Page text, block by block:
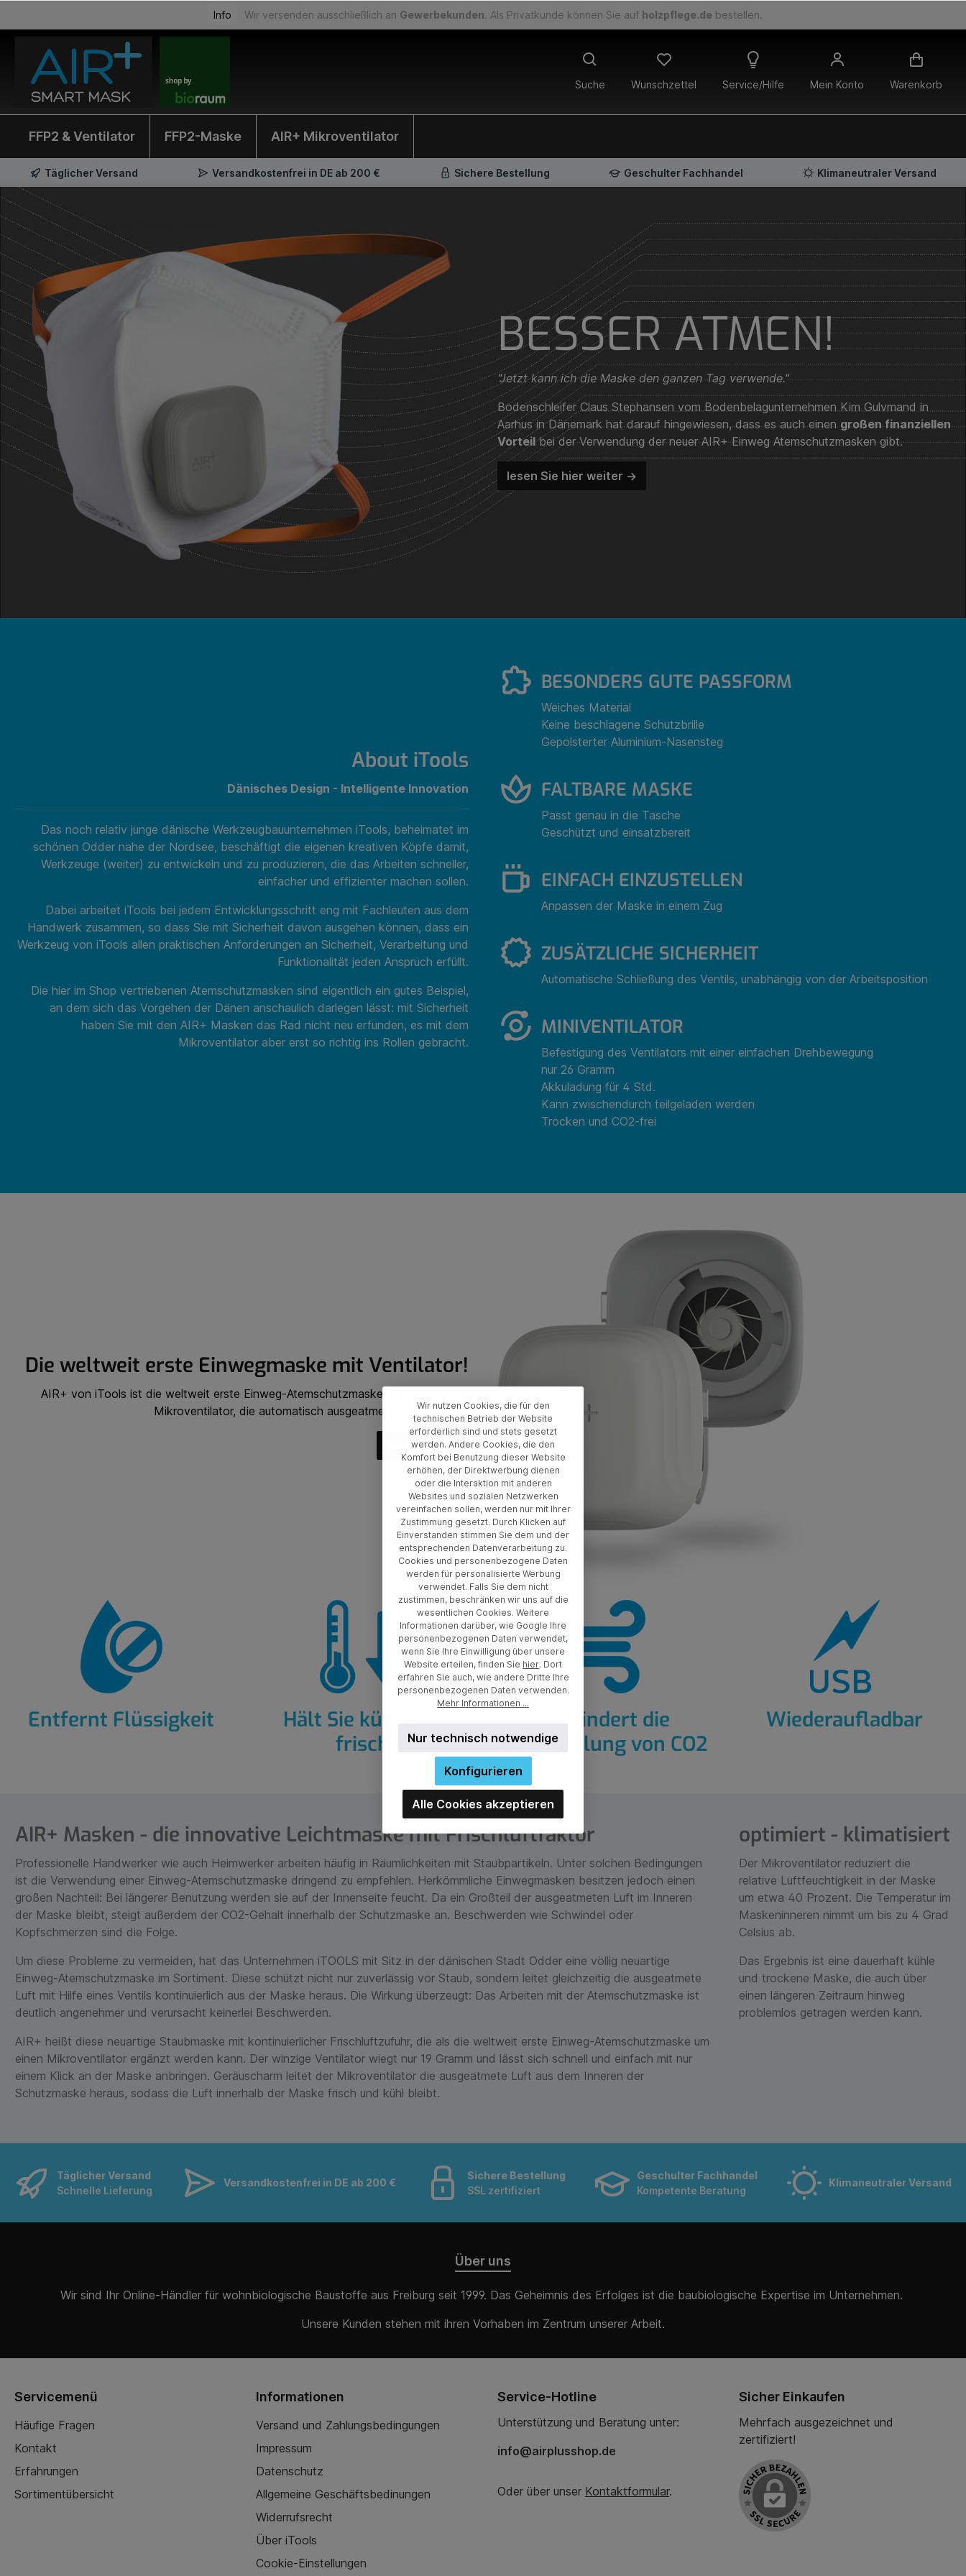
Info Wir versenden ausschließlich an Gewerbekunden. Als Privatkunde können Sie auf holzpflege.de bestellen.
Suche Wunschzettel Service/Hilfe Mein Konto Warenkorb
FFP2 & Ventilator FFP2-Maske AIR+ Mikroventilator
Täglicher Versand Versandkostenfrei in DE ab 200 € Sichere Bestellung Geschulter Fachhandel Klimaneutraler Versand
BESSER ATMEN!
"Jetzt kann ich die Maske den ganzen Tag verwende."
Bodenschleifer Claus Stephansen vom Bodenbelagunternehmen Kim Gulvmand in
Aarhus in Dänemark hat darauf hingewiesen, dass es auch einengroßen finanziellen
Vorteilbei der Verwendung der neuer AIR+ Einweg Atemschutzmasken gibt.
lesen Sie hier weiter ->
About iTools
Dänisches Design - Intelligente Innovation
Das noch relativ junge dänische Werkzeugbauunternehmen iTools, beheimatet im
schönen Odder nahe der Nordsee, beschäftigt die eigenen kreativen Köpfe damit,
Werkzeuge (weiter) zu entwickeln und zu produzieren, die das Arbeiten schneller,
einfacher und effizienter machen sollen.
Dabei arbeitet iTools bei jedem Entwicklungsschritt eng mit Fachleuten aus dem
Handwerk zusammen, so dass Sie mit Sicherheit davon ausgehen können, dass ein
Werkzeug von iTools allen praktischen Anforderungen an Sicherheit, Verarbeitung und
Funktionalität jeden Anspruch erfüllt.
Die hier im Shop vertriebenen Atemschutzmasken sind eigentlich ein gutes Beispiel,
an dem sich das Vorgehen der Dänen anschaulich darlegen lässt: mit Sicherheit
haben Sie mit den AIR+ Masken das Rad nicht neu erfunden, es mit dem
Mikroventilator aber erst so richtig ins Rollen gebracht.
BESONDERS GUTE PASSFORM
Weiches Material
Keine beschlagene Schutzbrille
Gepolsterter Aluminium-Nasensteg
FALTBARE MASKE
Passt genau in die Tasche
Geschützt und einsatzbereit
EINFACH EINZUSTELLEN
Anpassen der Maske in einem Zug
ZUSÄTZLICHE SICHERHEIT
Automatische Schließung des Ventils, unabhängig von der Arbeitsposition
MINIVENTILATOR
Befestigung des Ventilators mit einer einfachen Drehbewegung
nur 26 Gramm
Akkuladung für 4 Std.
Kann zwischendurch teilgeladen werden
Trocken und CO2-frei
Die weltweit erste Einwegmaske mit Ventilator!
AIR+ von iTools ist die weltweit erste Einweg-Atemschutzmaske mit integriertem
Mikroventilator, die automatisch ausgeatmete Luft entfernt.
Zum Produkt
Entfernt Flüssigkeit
Hält Sie kühl und
frisch
Verhindert die
Ansammlung von CO2
Wiederaufladbar
AIR+ Masken - die innovative Leichtmaske mit Frischluftfaktor
Professionelle Handwerker wie auch Heimwerker arbeiten häufig in Räumlichkeiten mit Staubpartikeln. Unter solchen Bedingungen
ist die Verwendung einer Einweg-Atemschutzmaske dringend zu empfehlen. Herkömmliche Einwegmasken besitzen jedoch einen
großen Nachteil: Bei längerer Benutzung werden sie auf der Innenseite feucht. Da ein Großteil der ausgeatmeten Luft im Inneren
der Maske bleibt, steigt außerdem der CO2-Gehalt innerhalb der Schutzmaske an. Beschwerden wie Schwindel oder
Kopfschmerzen sind die Folge.
Um diese Probleme zu vermeiden, hat das Unternehmen iTOOLS mit Sitz in der dänischen Stadt Odder eine völlig neuartige
Einweg-Atemschutzmaske im Sortiment. Diese schützt nicht nur zuverlässig vor Staub, sondern leitet gleichzeitig die ausgeatmete
Luft mit Hilfe eines Ventils kontinuierlich aus der Maske heraus. Die Wirkung überzeugt: Das Arbeiten mit der Atemschutzmaske ist
deutlich angenehmer und verursacht keinerlei Beschwerden.
AIR+ heißt diese neuartige Staubmaske mit kontinuierlicher Frischluftzufuhr, die als die weltweit erste Einweg-Atemschutzmaske um
einen Mikroventilator ergänzt werden kann. Der winzige Ventilator wiegt nur 19 Gramm und lässt sich schnell und einfach mit nur
einem Klick an der Maske anbringen. Geräuscharm leitet der Mikroventilator die ausgeatmete Luft aus dem Inneren der
Schutzmaske heraus, sodass die Luft innerhalb der Maske frisch und kühl bleibt.
optimiert - klimatisiert
Der Mikroventilator reduziert die
relative Luftfeuchtigkeit in der Maske
um etwa 40 Prozent. Die Temperatur im
Maskeninneren nimmt um bis zu 4 Grad
Celsius ab.
Das Ergebnis ist eine dauerhaft kühle
und trockene Maske, die auch über
einen längeren Zeitraum hinweg
problemlos getragen werden kann.
Täglicher Versand
Schnelle Lieferung
Versandkostenfrei in DE ab 200 €
Sichere Bestellung
SSL zertifiziert
Geschulter Fachhandel
Kompetente Beratung
Klimaneutraler Versand
Über uns
Wir sind Ihr Online-Händler für wohnbiologische Baustoffe aus Freiburg seit 1999. Das Geheimnis des Erfolges ist die baubiologische Expertise im Unternehmen.
Unsere Kunden stehen mit ihren Vorhaben im Zentrum unserer Arbeit.
Servicemenü
Häufige Fragen
Kontakt
Erfahrungen
Sortimentübersicht
Informationen
Versand und Zahlungsbedingungen
Impressum
Datenschutz
Allgemeine Geschäftsbedinungen
Widerrufsrecht
Über iTools
Cookie-Einstellungen
Service-Hotline
Unterstützung und Beratung unter:
info@airplusshop.de
Oder über unser Kontaktformular.
Sicher Einkaufen
Mehrfach ausgezeichnet und
zertifiziert!
Wir nutzen Cookies, die für den
technischen Betrieb der Website
erforderlich sind und stets gesetzt
werden. Andere Cookies, die den
Komfort bei Benutzung dieser Website
erhöhen, der Direktwerbung dienen
oder die Interaktion mit anderen
Websites und sozialen Netzwerken
vereinfachen sollen, werden nur mit Ihrer
Zustimmung gesetzt. Durch Klicken auf
Einverstanden stimmen Sie dem und der
entsprechenden Datenverarbeitung zu.
Cookies und personenbezogene Daten
werden für personalisierte Werbung
verwendet. Falls Sie dem nicht
zustimmen, beschränken wir uns auf die
wesentlichen Cookies. Weitere
Informationen darüber, wie Google Ihre
personenbezogenen Daten verwendet,
wenn Sie Ihre Einwilligung über unsere
Website erteilen, finden Sie hier. Dort
erfahren Sie auch, wie andere Dritte Ihre
personenbezogenen Daten verwenden.
Mehr Informationen ...
Nur technisch notwendige
Konfigurieren
Alle Cookies akzeptieren